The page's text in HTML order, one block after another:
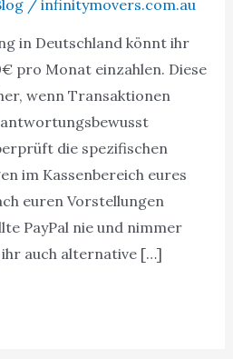
/ infinitymovers.com.au
in Deutschland könnt ihr
pro Monat einzahlen. Diese
wenn Transaktionen
die spezifischen
im Kassenbereich eures
euren Vorstellungen
PayPal nie und nimmer
auch alternative […]